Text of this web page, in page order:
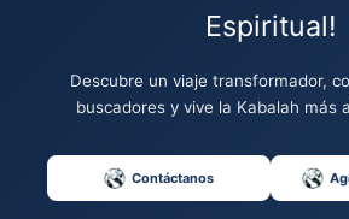
Espiritual!
Descubre un viaje transformador,
buscadores y vive la Kabalah más
Contáctanos